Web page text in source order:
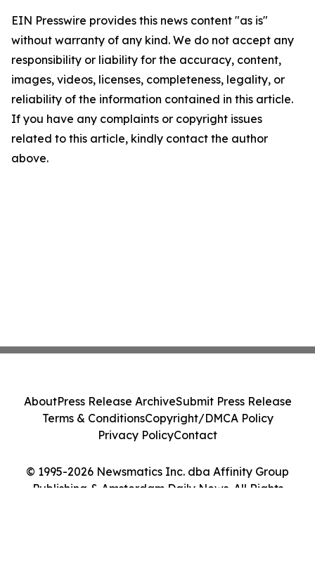
EIN Presswire provides this news content "as is"
without warranty of any kind. We do not accept any
responsibility or liability for the accuracy, content,
images, videos, licenses, completeness, legality, or
reliability of the information contained in this article.
If you have any complaints or copyright issues
related to this article, kindly contact the author
above.
© 1995-2026 Newsmatics Inc. dba Affinity Group
Publishing & Amsterdam Daily News. All Rights
AboutPress Release ArchiveSubmit Press Release
Terms & ConditionsCopyright/DMCA Policy
Privacy PolicyContact